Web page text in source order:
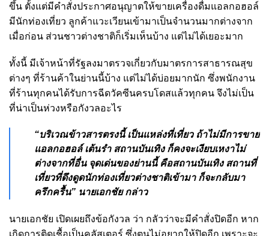
ขึ้น ตั้งแต่มีคำสั่งประกาศอนุญาตให้ขายเครื่องดื่มแอลกอฮอล์
มีนักท่องเที่ยว ลูกค้าแวะเวียนเข้ามาเป็นจำนวนมากต่างจาก
เมื่อก่อน ส่วนชาวต่างชาติก็เริ่มเห็นบ้าง แต่ไม่ได้เยอะมาก
ทั้งนี้ มีเจ้าหน้าที่รัฐลงมาตรวจเกี่ยวกับมาตรการสาธารณสุข
ต่างๆ ที่ร้านค้าในย่านนี้บ้าง แต่ไม่ได้บ่อยมากนัก ซึ่งพนักงาน
ที่ร้านทุกคนได้รับการฉีดวัคซีนครบโดสแล้วทุกคน จึงไม่เป็น
ที่น่าเป็นห่วงหรือกังวลอะไร
“บริเวณข้าวสารตรงนี้ เป็นแหล่งที่เที่ยว ถ้าไม่มีการขาย
แอลกอฮอล์ เต้นรำ สถานบันเทิง ก็คงจะเงียบเหงาไม่
ต่างจากที่อื่น จุดเด่นของย่านนี้ คือสถานบันเทิง สถานที่
เที่ยวที่ดึงดูดนักท่องเที่ยวต่างชาติเข้ามา ก็จะกลับมา
ครึกครื้น” นายเอกชัย กล่าว
นายเอกชัย เปิดเผยถึงข้อกังวล ว่า กลัวว่าจะมีคำสั่งปิดอีก หาก
เกิดการติดเชื้อเป็นคลัสเตอร์ ซึ่งตนไม่อยากให้ปิดอีก เพราะจะ